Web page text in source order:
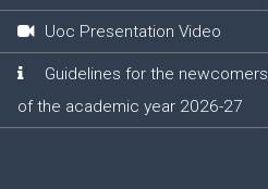
Uoc Presentation Video
Guidelines for the newcomers
of the academic year 2026-27